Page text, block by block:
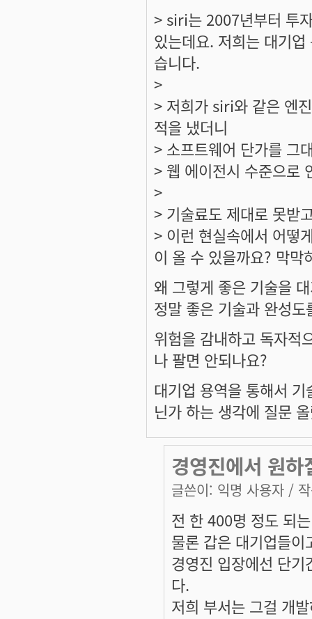
> siri는 2007년부터 투
있는데요. 저희는 대기
습니다.
>
> 저희가 siri와 같은 엔
적을 냈더니
> 소프트웨어 단가를 그
> 웹 에이전시 수준으로
>
> 기술료도 제대로 못받
> 이런 현실속에서 어떻
이 올 수 있을까요? 막막
왜 그렇게 좋은 기술을
정말 좋은 기술과 완성
위험을 감내하고 독자적
나 팔면 안되나요?
대기업 용역을 통해서
닌가 하는 생각에 질문
경영진에서 원
글쓴이: 익명 사용자 /
전 한 400명 정도 되
물론 갑은 대기업들이
경영진 입장에선 단
다.
저희 부서는 그걸 개